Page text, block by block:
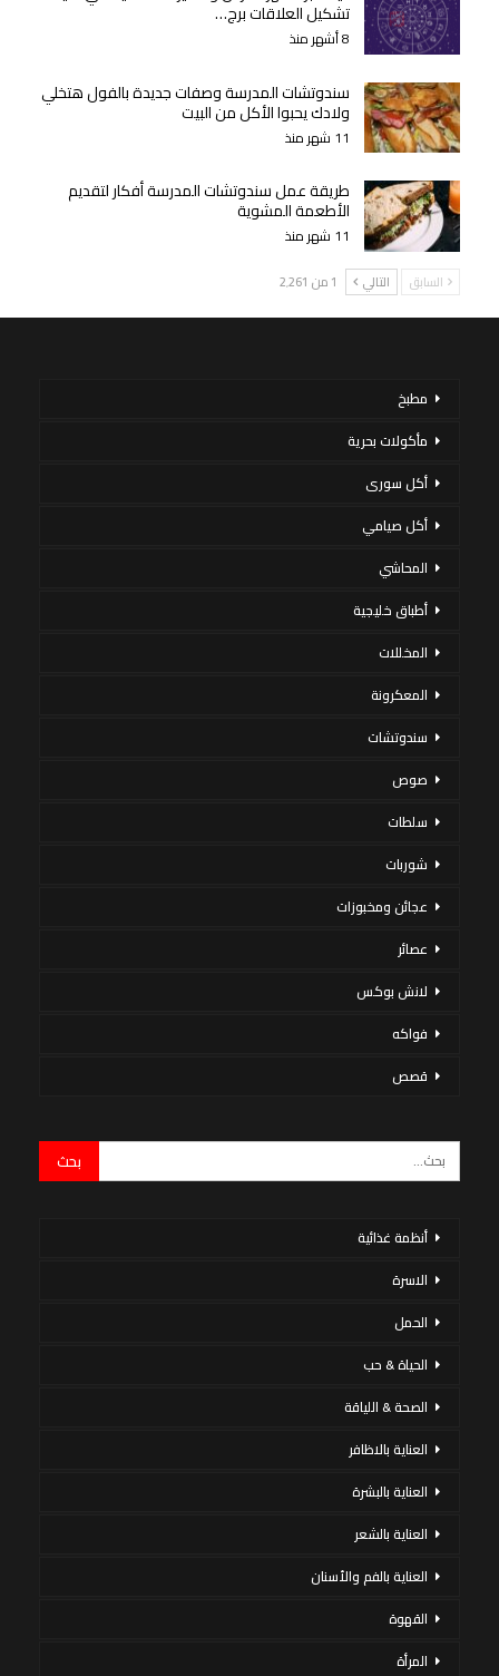
تشكيل العلاقات برج…
8 أشهر منذ
سندوتشات المدرسة وصفات جديدة بالفول هتخلي
ولادك يحبوا الأكل من البيت
11 شهر منذ
طريقة عمل سندوتشات المدرسة أفكار لتقديم
الأطعمة المشوية
11 شهر منذ
السابق التالي 1 من 2٬261
مطبخ
مأكولات بحرية
أكل سورى
أكل صيامي
المحاشي
أطباق خليجية
المخللات
المعكرونة
سندوتشات
صوص
سلطات
شوربات
عجائن ومخبوزات
عصائر
لانش بوكس
فواكه
قصص
أنظمة غذائية
الاسرة
الحمل
الحياة & حب
الصحة & اللياقة
العناية بالاظافر
العناية بالبشرة
العناية بالشعر
العناية بالفم والأسنان
القهوة
المرأة